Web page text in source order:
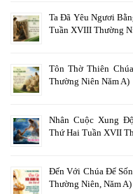
Ta Đã Yêu Ngươi
Tuần XVIII Thường
Tôn Thờ Thiên
Thường Niên Năm A)
Nhân Cuộc Xung
Thứ Hai Tuần XVII
Đến Với Chúa Để
Thường Niên, Năm A)